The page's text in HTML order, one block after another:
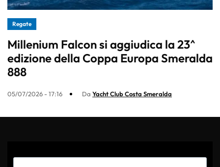
Regate
Millenium Falcon si aggiudica la 23^
edizione della Coppa Europa Smeralda
888
05/07/2026 - 17:16 Da Yacht Club Costa Smeralda